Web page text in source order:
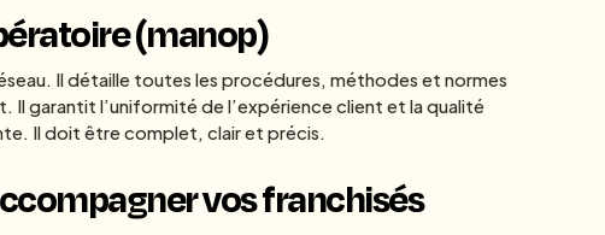
(manop)
Il détaille toutes les procédures, méthodes et normes
garantit l’uniformité de l’expérience client et la qualité
Il doit être complet, clair et précis.
vos franchisés